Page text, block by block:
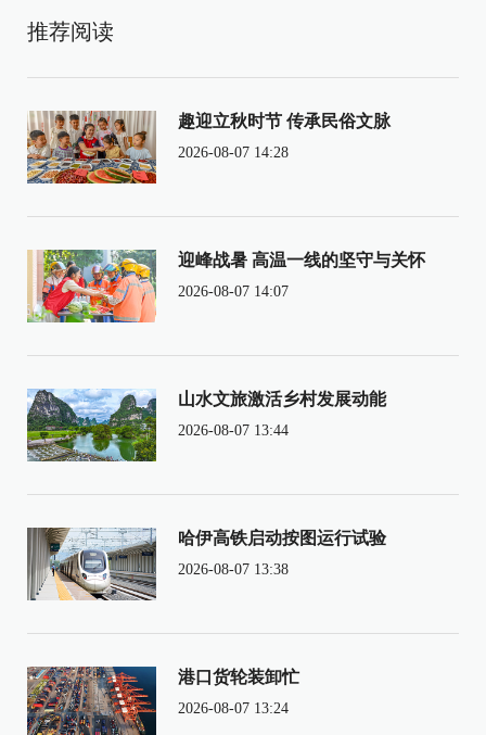
推荐阅读
趣迎立秋时节 传承民俗文脉
2026-08-07 14:28
迎峰战暑 高温一线的坚守与关怀
2026-08-07 14:07
山水文旅激活乡村发展动能
2026-08-07 13:44
哈伊高铁启动按图运行试验
2026-08-07 13:38
港口货轮装卸忙
2026-08-07 13:24